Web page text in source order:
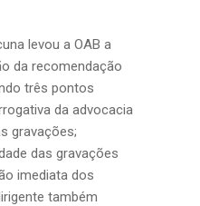
levou a OAB a
da recomendação
três pontos
da advocacia
gravações;
das gravações
imediata dos
também